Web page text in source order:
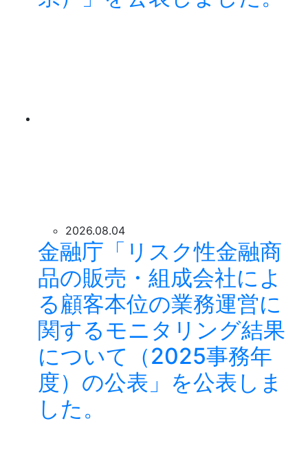
2026.08.04
金融庁「リスク性金融商
品の販売・組成会社によ
る顧客本位の業務運営に
関するモニタリング結果
について（2025事務年
度）の公表」を公表しま
した。